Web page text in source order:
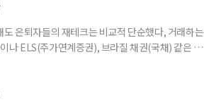
익도 2배, 손실도 2배… 레버리지의 두 얼
은퇴자들의 재테크는 비교적 단순했다, 거래하는
나 ELS(주가연계증권), 브라질 채권(국채) 같은 고
연금) 계좌를 직접 손보기 시작했